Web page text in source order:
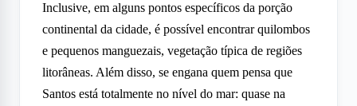
Inclusive, em alguns pontos específicos da porção
continental da cidade, é possível encontrar quilombos
e pequenos manguezais, vegetação típica de regiões
litorâneas. Além disso, se engana quem pensa que
Santos está totalmente no nível do mar: quase na